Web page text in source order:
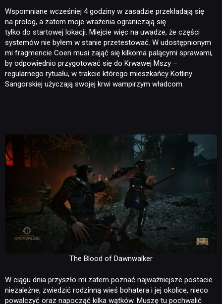
Wspomniane wcześniej 4 godziny w zasadzie przekładają się
na prolog, a zatem moje wrażenia ograniczają się
tylko do startowej lokacji. Miejcie więc na uwadze, że części
systemów nie byłem w stanie przetestować. W udostępnionym
mi fragmencie Coen musi zająć się kilkoma palącymi sprawami,
by odpowiednio przygotować się do Krwawej Mszy –
regularnego rytuału, w trakcie którego mieszkańcy Kotliny
Sangorskiej użyczają swojej krwi wampirzym władcom.
The Blood of Dawnwalker
W ciągu dnia przyszło mi zatem poznać najważniejsze postacie
niezależne, zwiedzić rodzinną wieś bohatera i jej okolice, nieco
powalczyć oraz napocząć kilka wątków. Muszę tu pochwalić